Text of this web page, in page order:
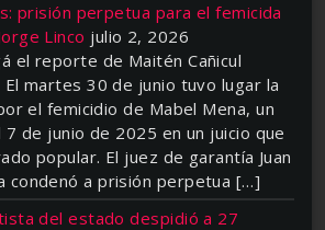
prisión perpetua para el femicida
Linco julio 2, 2026
el reporte de Maitén Cañicul
El martes 30 de junio tuvo lugar la
el femicidio de Mabel Mena, un
de junio de 2025 en un juicio que
popular. El juez de garantía Juan
condenó a prisión perpetua […]
del estado despidió a 27